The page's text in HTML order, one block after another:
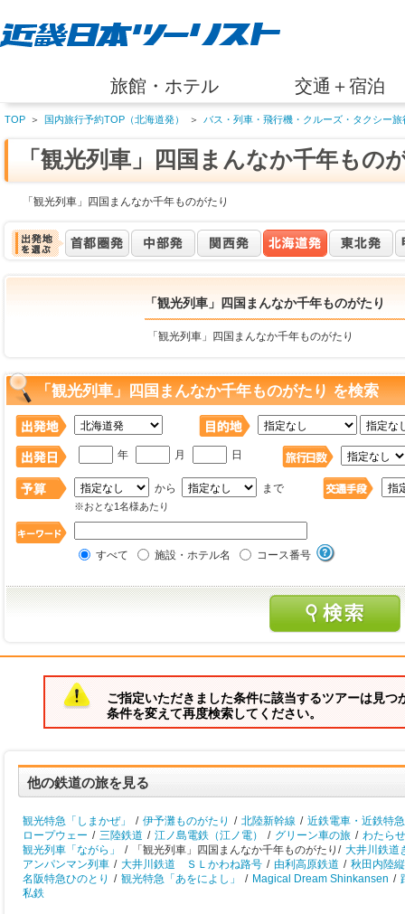
旅館・ホテル 交通＋宿泊
TOP ＞ 国内旅行予約TOP（北海道発） ＞ バス・列車・飛行機・クルーズ・タクシー旅
「観光列車」四国まんなか千年もの
「観光列車」四国まんなか千年ものがたり
「観光列車」四国まんなか千年ものがたり
「観光列車」四国まんなか千年ものがたり
「観光列車」四国まんなか千年ものがたり を検索
年 月 日
から まで
※おとな1名様あたり
すべて 施設・ホテル名 コース番号
ご指定いただきました条件に該当するツアーは見つ
条件を変えて再度検索してください。
他の鉄道の旅を見る
観光特急「しまかぜ」 / 伊予灘ものがたり / 北陸新幹線 / 近鉄電車・近鉄特急
ロープウェー / 三陸鉄道 / 江ノ島電鉄（江ノ電） / グリーン車の旅 / わたら
観光列車「ながら」
/ 「観光列車」四国まんなか千年ものがたり/ 大井川鉄道
アンパンマン列車 / 大井川鉄道 ＳＬかわね路号 / 由利高原鉄道 / 秋田内陸
名阪特急ひのとり / 観光特急「あをによし」 / Magical Dream Shinkansen /
私鉄